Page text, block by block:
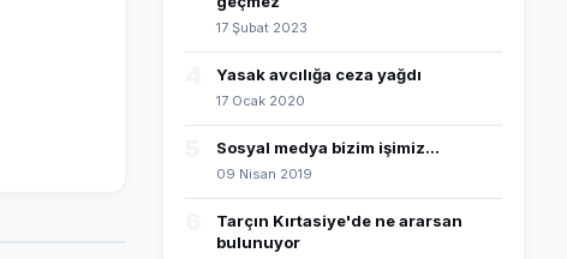
17 Şubat 2023
Yasak avcılığa ceza yağdı
17 Ocak 2020
Sosyal medya bizim işimiz...
09 Nisan 2019
Tarçın Kırtasiye'de ne ararsan
bulunuyor